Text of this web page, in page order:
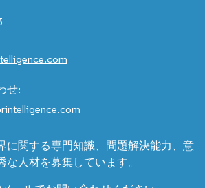
せ:
に関する専門知識、問題解決能力、意
人材を募集しています。